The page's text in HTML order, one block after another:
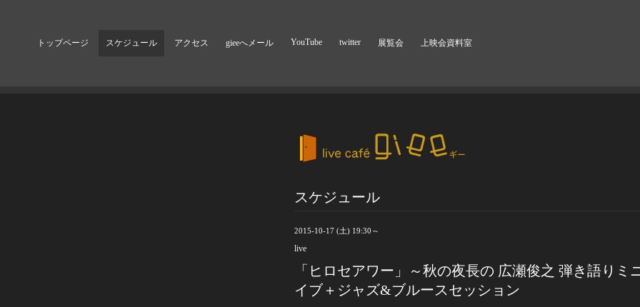
トップページ スケジュール アクセス gieeへメール YouTube twitter 展覧会 上映会資料室
スケジュール
2015-10-17 (土) 19:30～
live
「ヒロセアワー」～秋の夜長の 広瀬俊之 弾き語りミ
イブ＋ジャズ&ブルースセッション